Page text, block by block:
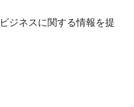
ジネスに関する情報を提